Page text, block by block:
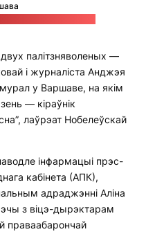
палітзняволеных —
і журналіста Анджэя
у Варшаве, на якім
— кіраўнік
лаўрэат Нобелеўскай
інфармацыі прэс-
кабінета (АПК),
адраджэнні Аліна
з віцэ-дырэктарам
праваабарончай